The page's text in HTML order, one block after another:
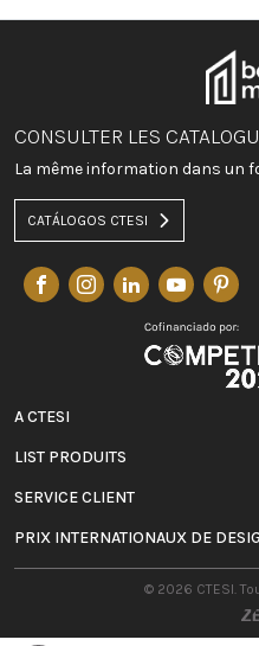
CONSULTER LES
La même information dans un
CATÁLOGOS CTESI
A CTESI
LIST PRODUITS
SERVICE CLIENT
PRIX INTERNATIONAUX DE
© 2026 CTESI.